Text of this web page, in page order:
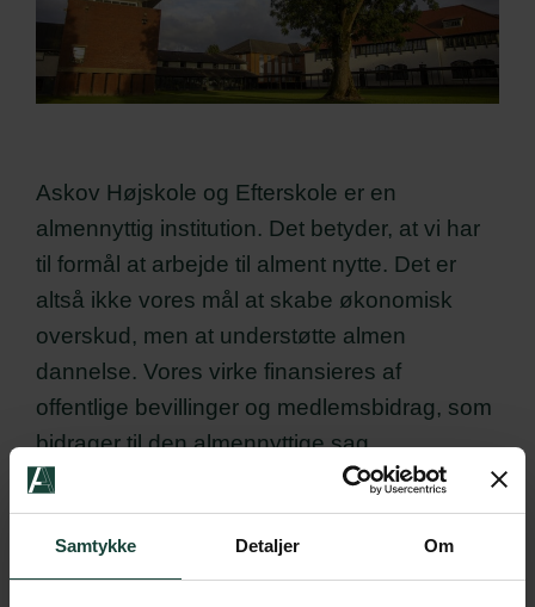
Samtykke Detaljer Om
Askov Højskole og Efterskole er en
almennyttig institution. Det betyder, at vi har
til formål at arbejde til alment nytte. Det er
altså ikke vores mål at skabe økonomisk
overskud, men at understøtte almen
dannelse. Vores virke finansieres af
offentlige bevillinger og medlemsbidrag, som
bidrager til den almennyttige sag.